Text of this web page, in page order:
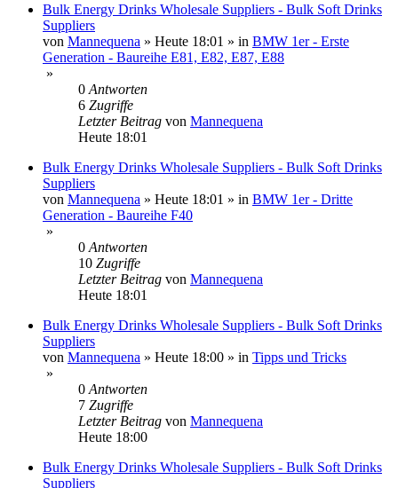
Bulk Energy Drinks Wholesale Suppliers - Bulk Soft Drinks
Suppliers
von Mannequena » Heute 18:01 » in BMW 1er - Erste
Generation - Baureihe E81, E82, E87, E88
»
0 Antworten
6 Zugriffe
Letzter Beitrag von Mannequena
Heute 18:01
Bulk Energy Drinks Wholesale Suppliers - Bulk Soft Drinks
Suppliers
von Mannequena » Heute 18:01 » in BMW 1er - Dritte
Generation - Baureihe F40
»
0 Antworten
10 Zugriffe
Letzter Beitrag von Mannequena
Heute 18:01
Bulk Energy Drinks Wholesale Suppliers - Bulk Soft Drinks
Suppliers
von Mannequena » Heute 18:00 » in Tipps und Tricks
»
0 Antworten
7 Zugriffe
Letzter Beitrag von Mannequena
Heute 18:00
Bulk Energy Drinks Wholesale Suppliers - Bulk Soft Drinks
Suppliers